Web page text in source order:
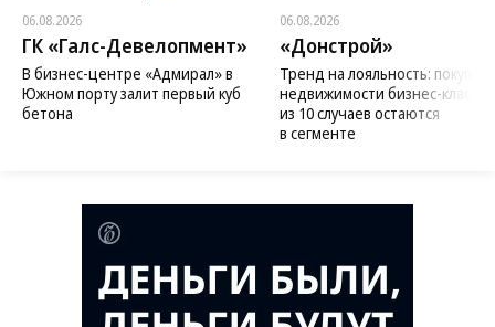
06.08.2026
ГК «Галс-Девелопмент»
В бизнес-центре «Адмирал» в
Южном порту залит первый куб
бетона
06.08.2026
«Донстрой»
Тренд на лояльность:
недвижимости бизнес-класса
из 10 случаев остаются
в сегменте